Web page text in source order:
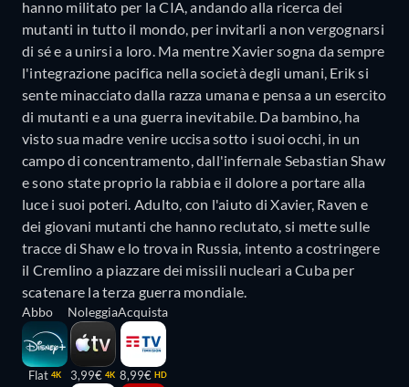
hanno militato per la CIA, andando alla ricerca dei
mutanti in tutto il mondo, per invitarli a non vergognarsi
di sé e a unirsi a loro. Ma mentre Xavier sogna da sempre
l'integrazione pacifica nella società degli umani, Erik si
sente minacciato dalla razza umana e pensa a un esercito
di mutanti e a una guerra inevitabile. Da bambino, ha
visto sua madre venire uccisa sotto i suoi occhi, in un
campo di concentramento, dall'infernale Sebastian Shaw
e sono state proprio la rabbia e il dolore a portare alla
luce i suoi poteri. Adulto, con l'aiuto di Xavier, Raven e
dei giovani mutanti che hanno reclutato, si mette sulle
tracce di Shaw e lo trova in Russia, intento a costringere
il Cremlino a piazzare dei missili nucleari a Cuba per
scatenare la terza guerra mondiale.
Abbo
Flat 4K
Noleggia
3,99€ 4K
Acquista
8,99€ HD